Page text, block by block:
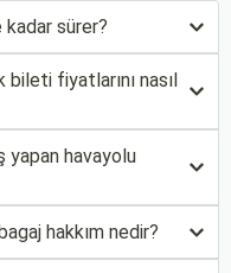
sürer?
fiyatlarını nasıl
havayolu
hakkım nedir?